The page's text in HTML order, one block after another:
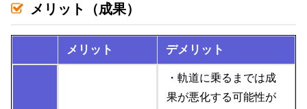
メリット（成果）
メリット デメリット
・軌道に乗るまでは成
果が悪化する可能性が